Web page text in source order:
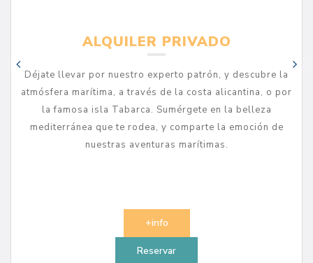
ALQUILER PRIVADO
Déjate llevar por nuestro experto patrón, y descubre la
atmósfera marítima, a través de la costa alicantina, o por
la famosa isla Tabarca. Sumérgete en la belleza
mediterránea que te rodea, y comparte la emoción de
nuestras aventuras marítimas.
+info
Reservar